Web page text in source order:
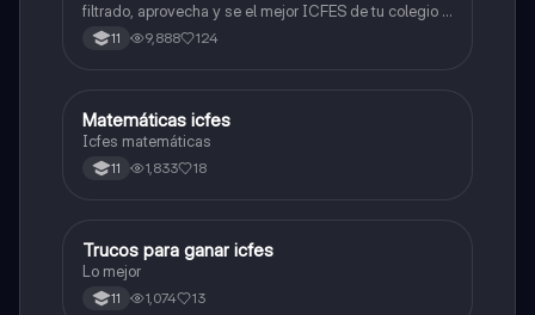
filtrado, aprovecha y se el mejor ICFES de tu colegio y
poder ingresar a universidad, y estudiar aquella
carrera con la que tanto sueñas.
11 9,888 124
ICFES: Matemáticas
Matemáticas icfes
Icfes matemáticas
11 1,833 18
Química
Trucos para ganar icfes
Lo mejor
11 1,074 13